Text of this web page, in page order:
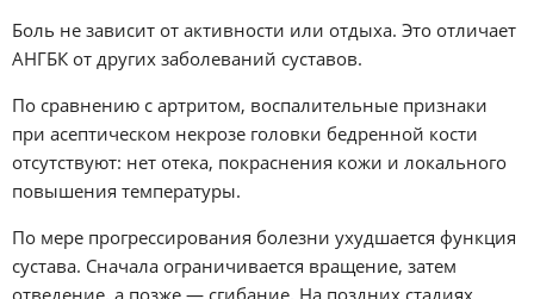
Боль не зависит от активности или отдыха. Это отличает
АНГБК от других заболеваний суставов.
По сравнению с артритом, воспалительные признаки
при асептическом некрозе головки бедренной кости
отсутствуют: нет отека, покраснения кожи и локального
повышения температуры.
По мере прогрессирования болезни ухудшается функция
сустава. Сначала ограничивается вращение, затем
отведение, а позже — сгибание. На поздних стадиях